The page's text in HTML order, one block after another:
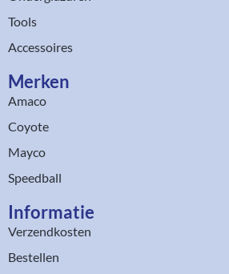
Tools
Accessoires
Merken
Amaco
Coyote
Mayco
Speedball
Informatie
Verzendkosten
Bestellen